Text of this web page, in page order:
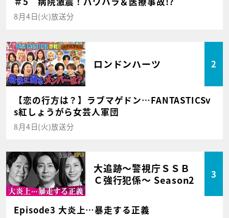
8月4日(火)放送分
ロンドンハーツ 2
【恋の行方は？】ラブマゲドン…FANTASTICSv
s紅しょうがら女芸人軍団
8月4日(火)放送分
大追跡～警視庁ＳＳＢ
Ｃ強行犯係～ Season2
3
Episode3 大炎上…暴走する正義